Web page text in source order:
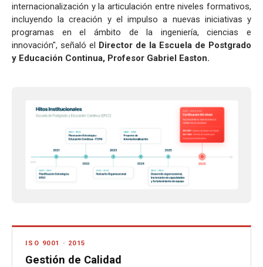
internacionalización y la articulación entre niveles formativos,
incluyendo la creación y el impulso a nuevas iniciativas y
programas en el ámbito de la ingeniería, ciencias e
innovación", señaló el Director de la Escuela de Postgrado
y Educación Continua, Profesor Gabriel Easton.
ISO 9001 · 2015
Gestión de Calidad